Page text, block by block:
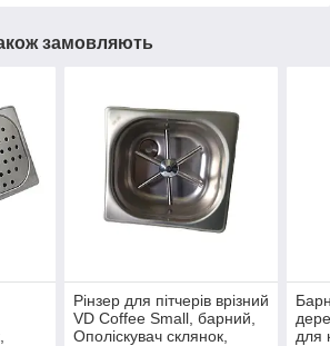
замовляють
Рінзер для пітчерів врізний
VD Coffee Small, барний,
Ополіскувач склянок,
для